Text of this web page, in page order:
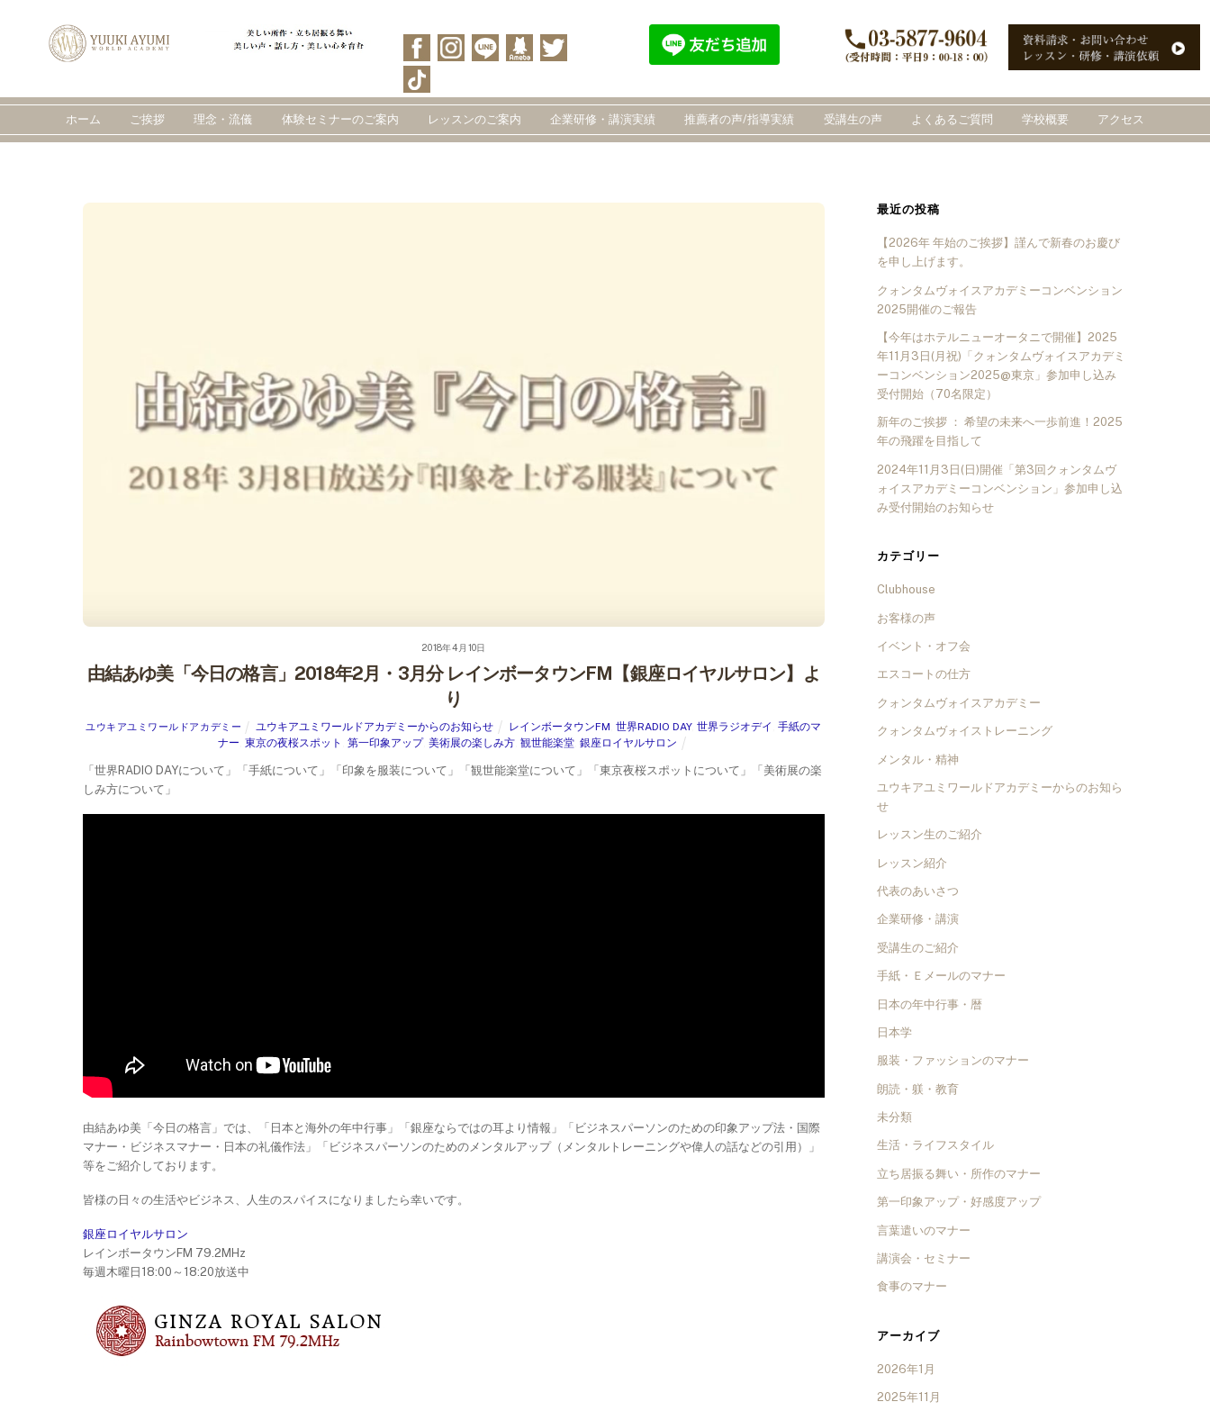
ホーム ご挨拶 理念・流儀 体験セミナーのご案内 レッスンのご案内 企業研修・講演実績 推薦者の声/指導実績 受講生の声 よくあるご質問 学校概要 アクセス
2018年4月10日
由結あゆ美「今日の格言」2018年2月・3月分 レインボータウンFM【銀座ロイヤルサロン】よ
り
ユウキアユミワールドアカデミー ユウキアユミワールドアカデミーからのお知らせ レインボータウンFM ,世界RADIO DAY,世界ラジオデイ ,手紙のマ
ナー 東京の夜桜スポット 第一印象アップ, 美術展の楽しみ方, 観世能楽堂, 銀座ロイヤルサロン
「世界RADIO DAYについて」「手紙について」「印象を服装について」「観世能楽堂について」「東京夜桜スポットについて」「美術展の楽
しみ方について」
由結あゆ美「今日の格言」では、「日本と海外の年中行事」「銀座ならではの耳より情報」「ビジネスパーソンのための印象アップ法・国際
マナー・ビジネスマナー・日本の礼儀作法」「ビジネスパーソンのためのメンタルアップ（メンタルトレーニングや偉人の話などの引用）」
等をご紹介しております。
皆様の日々の生活やビジネス、人生のスパイスになりましたら幸いです。
銀座ロイヤルサロン
レインボータウンFM 79.2MHz
毎週木曜日18:00～18:20放送中
最近の投稿
【2026年 年始のご挨拶】謹んで新春のお慶び
を申し上げます。
クォンタムヴォイスアカデミーコンベンション
2025開催のご報告
【今年はホテルニューオータニで開催】2025
年11月3日(月祝)「クォンタムヴォイスアカデミ
ーコンベンション2025@東京」参加申し込み
受付開始（70名限定）
新年のご挨拶 ： 希望の未来へ一歩前進！2025
年の飛躍を目指して
2024年11月3日(日)開催「第3回クォンタムヴ
ォイスアカデミーコンベンション」参加申し込
み受付開始のお知らせ
カテゴリー
Clubhouse
お客様の声
イベント・オフ会
エスコートの仕方
クォンタムヴォイスアカデミー
クォンタムヴォイストレーニング
メンタル・精神
ユウキアユミワールドアカデミーからのお知ら
せ
レッスン生のご紹介
レッスン紹介
代表のあいさつ
企業研修・講演
受講生のご紹介
手紙・Ｅメールのマナー
日本の年中行事・暦
日本学
服装・ファッションのマナー
朗読・躾・教育
未分類
生活・ライフスタイル
立ち居振る舞い・所作のマナー
第一印象アップ・好感度アップ
言葉遣いのマナー
講演会・セミナー
食事のマナー
アーカイブ
2026年1月
2025年11月